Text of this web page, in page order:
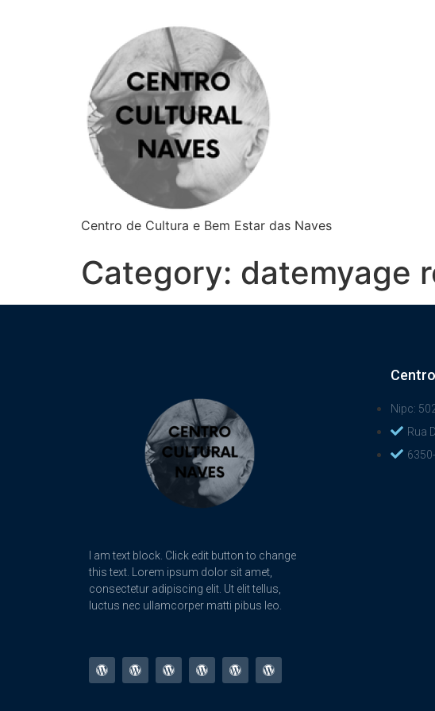
Centro de Cultura e Bem Estar das Naves
Category: datemyage
I am text block. Click edit button to change
this text. Lorem ipsum dolor sit amet,
consectetur adipiscing elit. Ut elit tellus,
luctus nec ullamcorper matti pibus leo.
Nipc:
Rua